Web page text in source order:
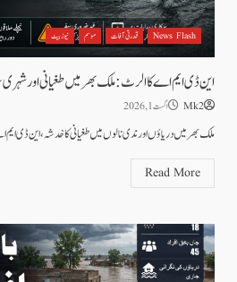
News Flash قدرتی آفات موسم نیوز بیٹ
این ڈی ایم اے کا الرٹ: ملک بھر میں طغیانی اور
Mk2 اگست 1, 2026
ملک بھر میں دریاؤں اور ندی نالوں میں طغیانی کا خدشہ، این ڈی ایم
Read More